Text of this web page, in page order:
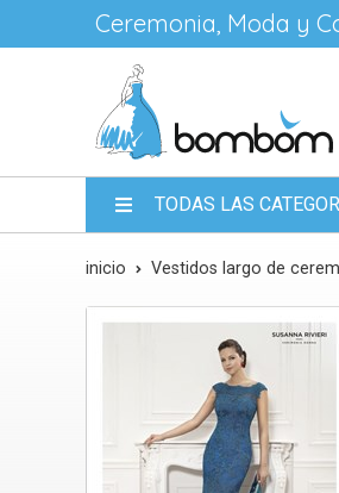
Ceremonia, Moda y
TODAS LAS
inicio Vestidos largo de